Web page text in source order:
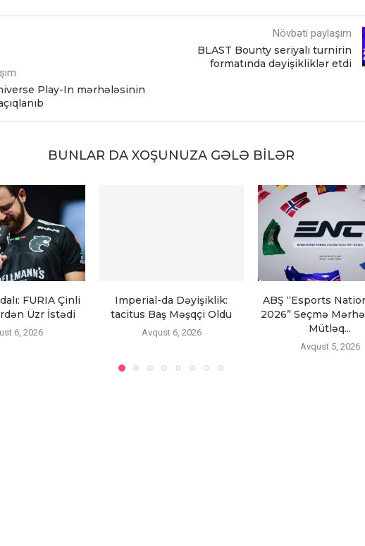
Play-In mərhələsinin
Növbəti paylaşım
BLAST Bounty seriyalı turnirin
formatında dəyişikliklər etdi
BUNLAR DA XOŞUNUZA GƏLƏ BILƏR
FURIA Çinli
Üzr İstədi
6, 2026
Imperial-da Dəyişiklik:
tacitus Baş Məşqçi Oldu
Avqust 6, 2026
ABŞ “Esports
2026” Seçmə
Mütləq...
Avqust 5, 2026